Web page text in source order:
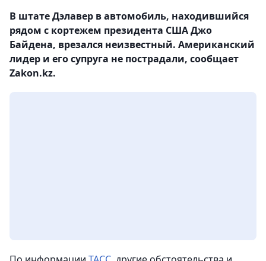
В штате Дэлавер в автомобиль, находившийся
рядом с кортежем президента США Джо
Байдена, врезался неизвестный. Американский
лидер и его супруга не пострадали, сообщает
Zakon.kz.